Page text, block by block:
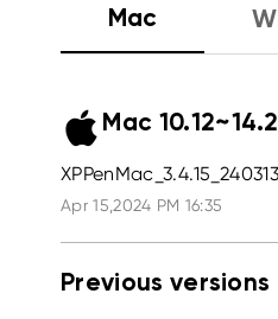
Mac
Mac 10.12~14.2
XPPenMac_3.4.15_240313
Apr 15,2024 PM 16:35
Previous versions